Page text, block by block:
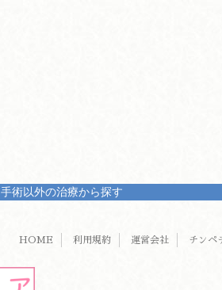
手術以外の治療から探す
HOME 利用規約 運営会社 チンペ